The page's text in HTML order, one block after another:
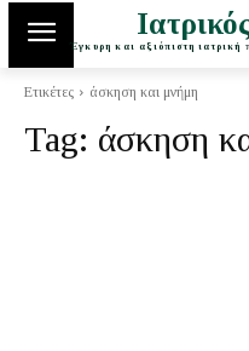
Έγκυρη και αξιόπιστη ιατρική
Ετικέτες άσκηση και μνήμη
Tag: άσκηση